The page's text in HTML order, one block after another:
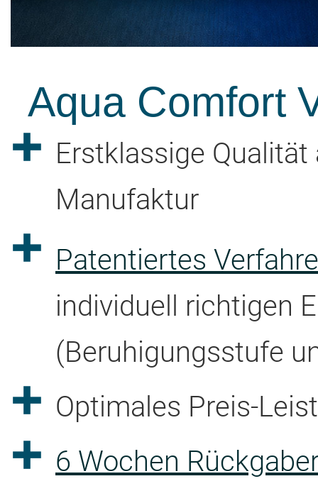
Aqua Comfort
Erstklassige
Manufaktur
Patentiertes
individuell richtigen
(Beruhigungsstufe
Optimales Preis-
6 Wochen